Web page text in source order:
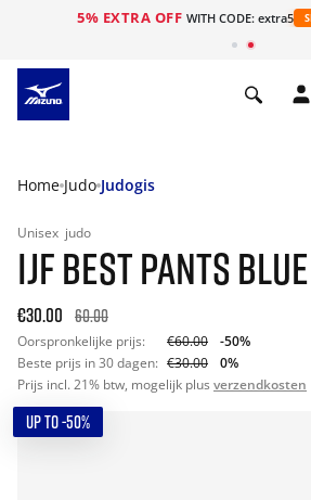
5% EXTRA OFF WITH CODE: extra5
Home Judo Judogis
Unisex judo
IJF BEST PANTS BLUE
€30.00 60.00
Oorspronkelijke prijs: €60.00
-50%
Beste prijs in 30 dagen: €30.00
0%
Prijs incl. 21% btw, mogelijk plus verzendkosten
UP TO -50%